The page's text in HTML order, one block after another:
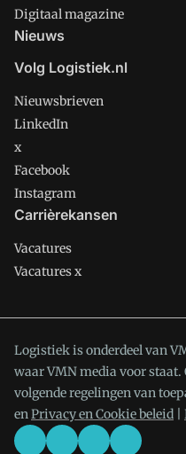
Digitaal magazine
Nieuws
Volg Logistiek.nl
Nieuwsbrieven
LinkedIn
x
Facebook
Instagram
Carrièrekansen
Vacatures
Vacatures x
Logistiek is onderdeel van
waar VMN media voor
volgende regelingen van
en Privacy en Cookie beleid